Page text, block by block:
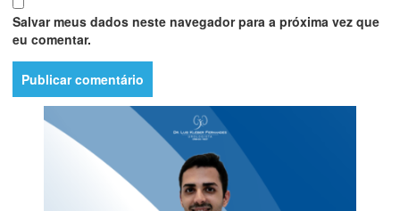
Salvar meus dados neste navegador para a próxima vez que
eu comentar.